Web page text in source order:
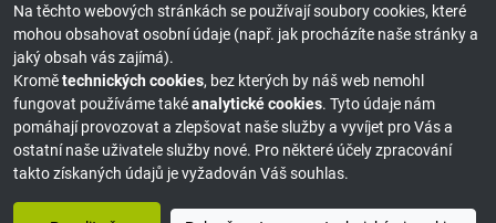
Na těchto webových stránkách se používají soubory cookies, které
mohou obsahovat osobní údaje (např. jak procházíte naše stránky a
jaký obsah vás zajímá).
Kromětechnických cookies, bez kterých by náš web nemohl
fungovat používáme takéanalytické cookies. Tyto údaje nám
pomáhají provozovat a zlepšovat naše služby a vyvíjet pro Vás a
ostatní naše uživatele služby nové. Pro některé účely zpracování
takto získaných údajů je vyžadován Váš souhlas.